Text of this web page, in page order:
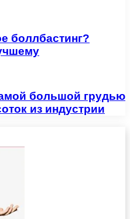
боллбастинг?
большой грудью
из индустрии